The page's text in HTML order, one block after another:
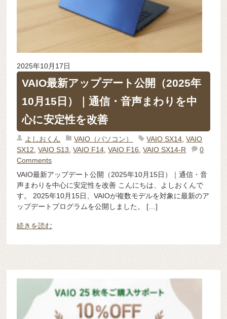
2025年10月17日
VAIO最新アップデート公開（2025年
10月15日）｜通信・音声まわりを中
心に安定性を改善
よしおくん VAIO（パソコン） VAIO SX14 ,VAIO
SX12 ,VAIO S13 ,VAIO F14 ,VAIO F16 ,VAIO SX14-R
0
Comments
VAIO最新アップデート公開（2025年10月15日）｜通信・音
声まわりを中心に安定性を改善 こんにちは、よしおくんで
す。 2025年10月15日、VAIOが複数モデルを対象に最新のア
ップデートプログラムを公開しました。 […]
続きを読む